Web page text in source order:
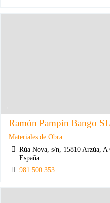
Ramón Pampín Bango SL
Materiales de Obra
Rúa Nova, s/n, 15810 Arzúa, A
España
981 500 353